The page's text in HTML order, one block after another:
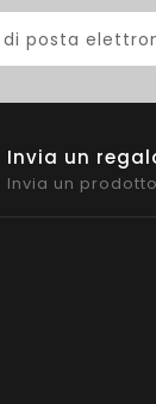
Invia un
Invia un